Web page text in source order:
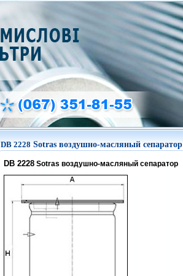
DB 2228 Sotras воздушно-масляный сепаратор
DB 2228Sotras воздушно-масляный сепаратор